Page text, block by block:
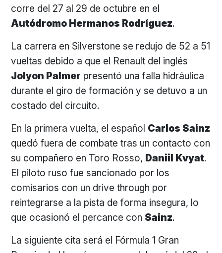
corre del 27 al 29 de octubre en el
Autódromo Hermanos Rodríguez.
La carrera en Silverstone se redujo de 52 a 51
vueltas debido a que el Renault del inglés
Jolyon Palmer presentó una falla hidráulica
durante el giro de formación y se detuvo a un
costado del circuito.
En la primera vuelta, el español Carlos Sainz
quedó fuera de combate tras un contacto con
su compañero en Toro Rosso, Daniil Kvyat.
El piloto ruso fue sancionado por los
comisarios con un drive through por
reintegrarse a la pista de forma insegura, lo
que ocasionó el percance con Sainz.
La siguiente cita será el Fórmula 1 Gran